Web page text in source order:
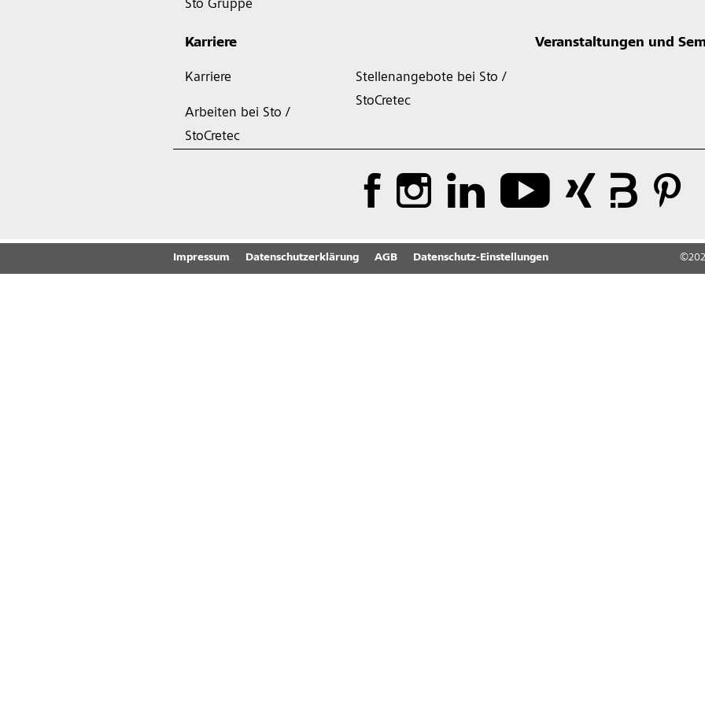
Sto Gruppe
Karriere
Karriere
Arbeiten bei Sto /
StoCretec
Stellenangebote bei Sto /
StoCretec
Veranstaltungen und
Impressum Datenschutzerklärung AGB Datenschutz-Einstellungen ©